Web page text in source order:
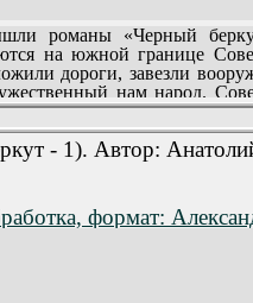
романы «Черный
на южной границе
дороги, завезли
нам народ.
- 1). Автор:
формат: